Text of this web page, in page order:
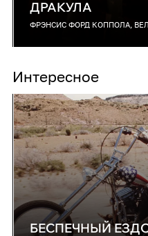
ДРАКУЛА
ФРЭНСИС ФОРД КОППОЛА,
Интересное
БЕСПЕЧНЫЙ